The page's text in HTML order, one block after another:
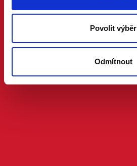
Povolit výběr
Odmítnout